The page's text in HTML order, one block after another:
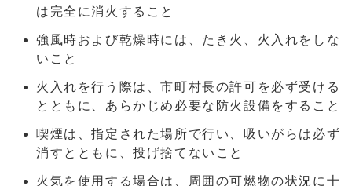
は完全に消火すること
強風時および乾燥時には、たき火、火入れをしな
いこと
火入れを行う際は、市町村長の許可を必ず受ける
とともに、あらかじめ必要な防火設備をすること
喫煙は、指定された場所で行い、吸いがらは必ず
消すとともに、投げ捨てないこと
火気を使用する場合は、周囲の可燃物の状況に十